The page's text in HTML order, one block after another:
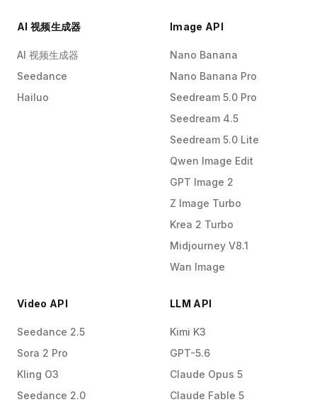
AI 视频生成器
AI 视频生成器
Seedance
Hailuo
Image API
Nano Banana
Nano Banana Pro
Seedream 5.0 Pro
Seedream 4.5
Seedream 5.0 Lite
Qwen Image Edit
GPT Image 2
Z Image Turbo
Krea 2 Turbo
Midjourney V8.1
Wan Image
Video API
Seedance 2.5
Sora 2 Pro
Kling O3
Seedance 2.0
LLM API
Kimi K3
GPT-5.6
Claude Opus 5
Claude Fable 5